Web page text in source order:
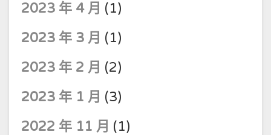
2023 年 4 月 (1)
2023 年 3 月 (1)
2023 年 2 月 (2)
2023 年 1 月 (3)
2022 年 11 月 (1)